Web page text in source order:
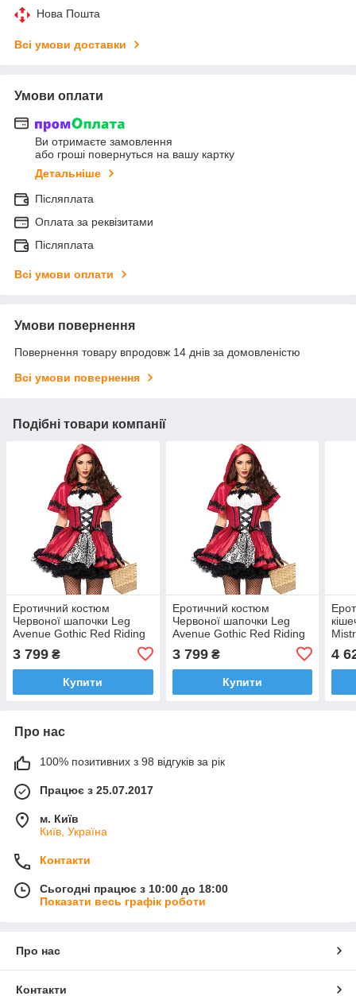
Нова Пошта
Всі умови доставки
Умови оплати
Ви отримаєте замовлення
або гроші повернуться на вашу картку
Детальніше
Післяплата
Оплата за реквізитами
Післяплата
Всі умови оплати
Умови повернення
Повернення товару впродовж 14 днів за домовленістю
Всі умови повернення
Подібні товари компанії
Еротичний костюм
Червоної шапочки Leg
Avenue Gothic Red Riding
Hood XL, плаття, накидка
3 799 ₴
Купити
Еротичний костюм
Червоної шапочки Leg
Avenue Gothic Red Riding
Hood L, плаття, накидка
3 799₴
Купити
4
Про нас
100% позитивних з 98 відгуків за рік
Працює з 25.07.2017
м. Київ
Київ, Україна
Контакти
Сьогодні працює з 10:00 до 18:00
Показати весь графік роботи
Про нас
Контакти